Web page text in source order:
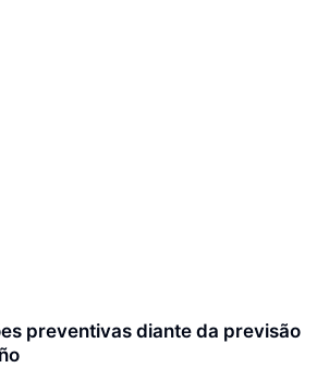
preventivas diante da previsão